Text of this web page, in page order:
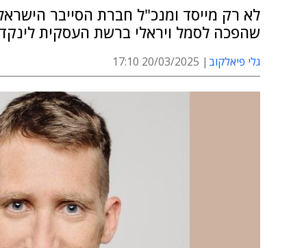
לא רק מייסד ומנכ"ל חברת הסייבר
שהפכה לסמל ויראלי ברשת העסקית
גלי פיאלקוב 20/03/2025 17:10